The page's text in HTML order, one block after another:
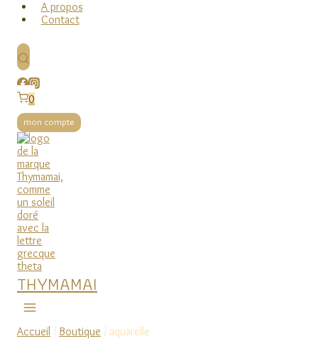
A propos
Contact
0
mon compte
THYMAMAI
Accueil / Boutique / aquarelle